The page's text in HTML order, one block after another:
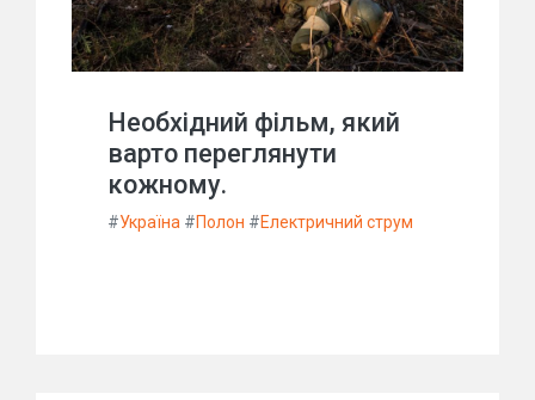
Необхідний фільм, який
варто переглянути
кожному.
#Україна #Полон #Електричний струм